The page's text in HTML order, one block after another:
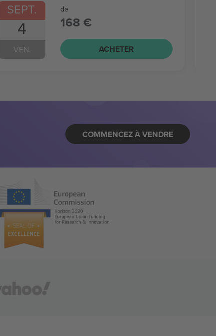
SEPT.
4
VEN.
de
168 €
ACHETER
COMMENCEZ À VENDRE